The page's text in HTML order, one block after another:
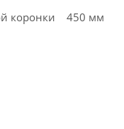
коронки 450 мм